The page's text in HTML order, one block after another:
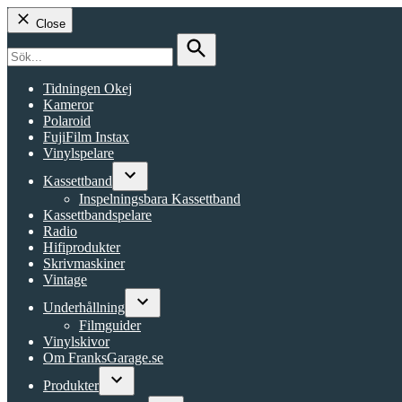
Close
for:
Search
Tidningen Okej
Kameror
Polaroid
FujiFilm Instax
Vinylspelare
Kassettband
Open
dropdown
menu
Inspelningsbara Kassettband
Kassettbandspelare
Radio
Hifiprodukter
Skrivmaskiner
Vintage
Underhållning
Open
Filmguider
Vinylskivor
Om FranksGarage.se
Produkter
Open